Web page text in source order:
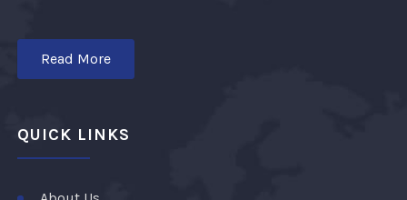
Read More
QUICK LINKS